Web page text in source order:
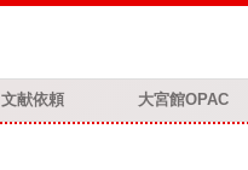
文献依頼 大宮館OPAC